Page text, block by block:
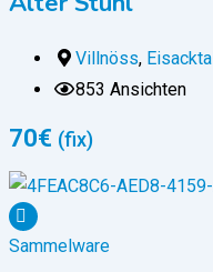
Villnöss, Eisacktal
853 Ansichten
70€ (fix)
Sammelware